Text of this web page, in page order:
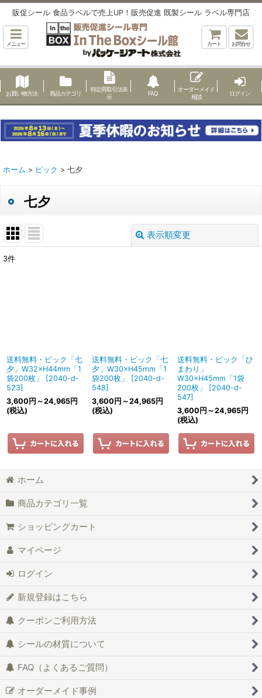
販促シール 食品ラベルで売上UP！販売促進 既製シール ラベル専門店
メニュー カート お問合せ
お買い物方法 商品カテゴリ
特定商取引法表
示
FAQ
オーダーメイド
相談
ログイン
ホーム > ピック > 七夕
七夕
表示順変更
3件
送料無料・ピック「七
夕」W32×H44mm「1
袋200枚」
[2040-d-
523]
3,600 円 ～24,965円
(税込)
送料無料・ピック「七
夕」W30×H45mm「1
袋200枚」
[2040-d-
548]
3,600 円 ～24,965円
(税込)
送料無料・ピック「ひ
まわり」
W30×H45mm「1袋
200枚」
[2040-d-
547]
3,600 円 ～24,965円
(税込)
ホーム
商品カテゴリ一覧
ショッピングカート
マイページ
ログイン
新規登録はこちら
クーポンご利用方法
シールの材質について
FAQ（よくあるご質問）
オーダーメイド事例